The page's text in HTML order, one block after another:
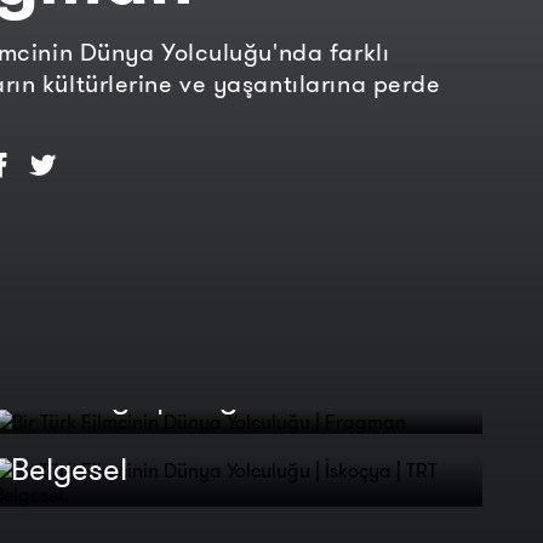
Dünya Yolculuğu'nda farklı
kültürlerine ve yaşantılarına perde
Yolculuğu | İskoçya | TRT
Belgesel